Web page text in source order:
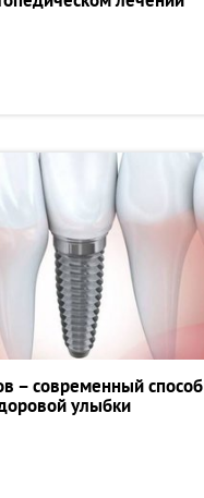
– современный способ
улыбки